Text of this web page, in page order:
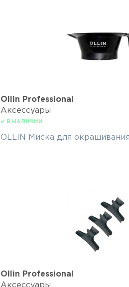
Ollin Professional
Аксессуары
✔ В НАЛИЧИИ
OLLIN Миска для
Ollin Professional
Аксессуары